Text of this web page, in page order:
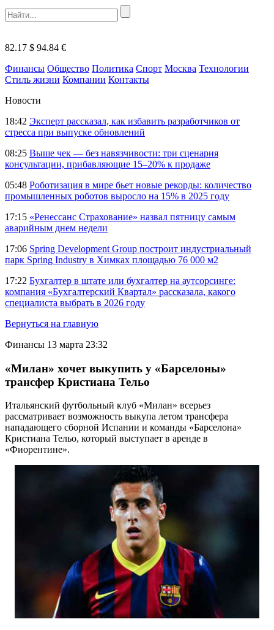
82.17 $ 94.84 €
Финансы Общество Политика Спорт Москва Технологии
Стиль жизни Компании Контакты
Новости
18:42 Эксперт рассказал, как избавить разработчиков от
стресса при выпуске обновлений
08:25 Выше чек — без навязчивости: три сценария
консультации, прибавляющие 15–20% к продаже
05:48 Роботизация в мире бьет новые рекорды: количество
промышленных роботов выросло на 15% в 2025 году
17:15 «Ренессанс Страхование» назвал пятницу самым
аварийным днем недели
17:06 Spring Development Group построит индустриальный
парк Spring Industry в Химках площадью 76 000 м2
17:22 Бухгалтер в штате или бухгалтер на аутсорсинге:
компания «Бухгалтерский Квартал» рассказала, какого
специалиста выбрать в 2026 году
Вернуться на главную
Финансы 13 марта 23:32
«Милан» хочет выкупить у «Барселоны»
трансфер Кристиана Тельо
Итальянский футбольный клуб «Милан» всерьез
рассматривает возможность выкупа летом трансфера
нападающего сборной Испании и команды «Барселона»
Кристиана Тельо, который выступает в аренде в
«Фиорентине».